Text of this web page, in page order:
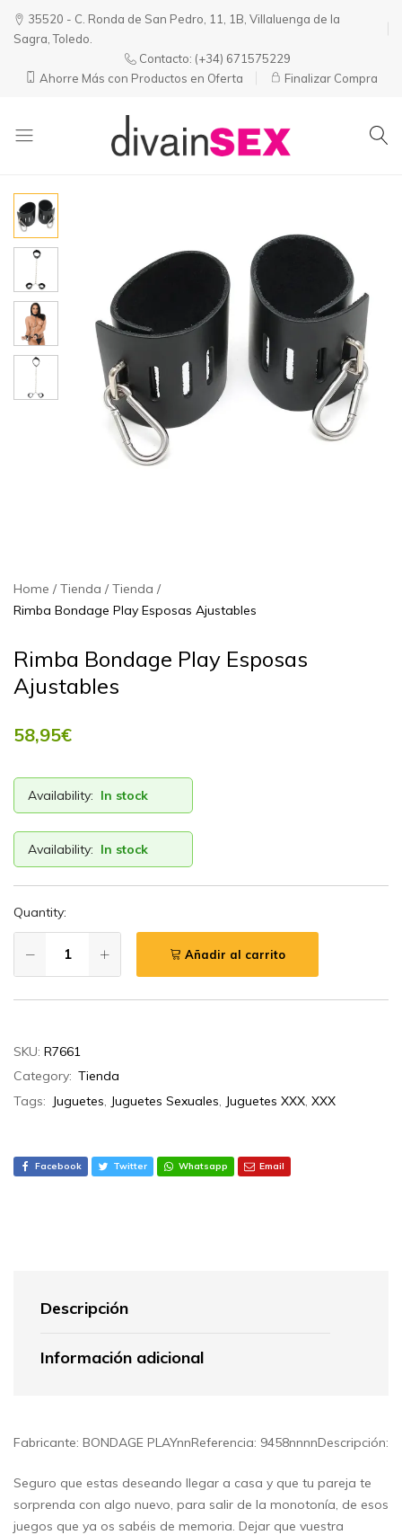
35520 - C. Ronda de San Pedro, 11, 1B, Villaluenga de la
Sagra, Toledo.
Contacto: (+34) 671575229
Ahorre Más con Productos en Oferta
Finalizar Compra
Esenciales
para
Él
y
Ella
Sensual
Home Tienda
Tienda
Rimba Bondage Play Esposas Ajustables
Rimba Bondage Play Esposas
Ajustables
58,95€
Availability: In stock
Availability: In stock
Quantity:
Añadir al carrito
SKU: R7661
Category: Tienda
Tags: Juguetes, Juguetes Sexuales, Juguetes XXX, XXX
Facebook Twitter Whatsapp Email
Descripción
Información adicional
Fabricante: BONDAGE PLAYnnReferencia: 9458nnnnDescripción:
Seguro que estas deseando llegar a casa y que tu pareja te
sorprenda con algo nuevo, para salir de la monotonía, de esos
juegos que ya os sabéis de memoria. Dejar que vuestra